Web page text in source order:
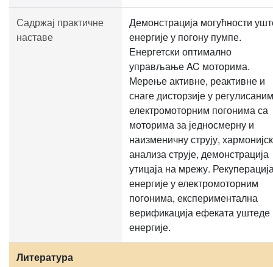
Садржај практичне
наставе
Демонстрација могућности
енергије у погону пумпе.
Енергетски оптимално
управљање AC моторима.
Мерење активне, реактивне и
снаге дисторзије у регулисаним
електромоторним погонима са
моторима за једносмерну и
наизменичну струју,
анализа струје, демонстрација
утицаја на мрежу.
енергије у електромоторним
погонима, експериментална
верификација ефеката уштеде
енергије.
Литература